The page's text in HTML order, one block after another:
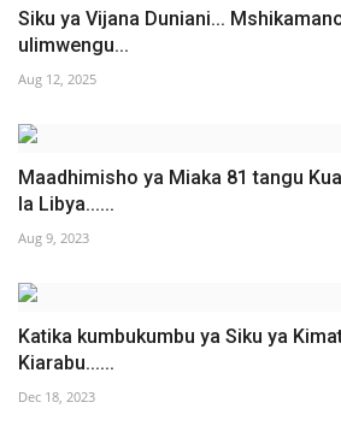
Siku ya Vijana Duniani...
ulimwengu...
Aug 12, 2025
Maadhimisho ya Miaka 81 tangu
la Libya......
Aug 9, 2023
Katika kumbukumbu ya Siku ya
Kiarabu......
Dec 18, 2023